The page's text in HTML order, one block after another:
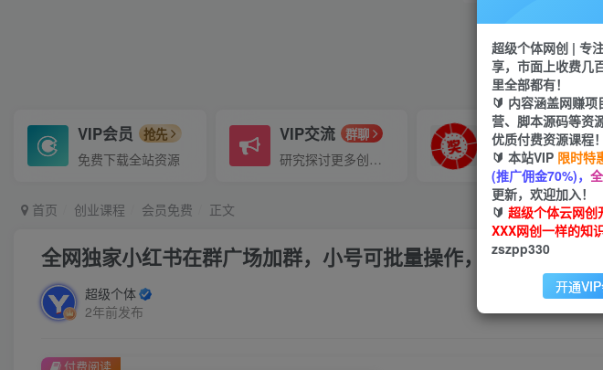
VIP会员 抢先
免费下载全站资源
VIP交流 群聊
研究探讨更多创业项目路子。
VIP推广
70%分佣
会员专属推广链接
首页 创业课程 会员免费 正文
全网独家小红书在群广场加群，小号可批量操作，可进行引流私
超级个体
2年前发布
付费阅读
超级个体网创 | 专
享，市面上收费几
里全部都有！
🔰 内容涵盖网赚
营、脚本源码等资
优质付费资源课程！
🔰 本站VIP 限时特
(推广佣金70%)，
更新，欢迎加入！
🔰 超级个体云网创
XXX网创一样的知
zszpp330
开通